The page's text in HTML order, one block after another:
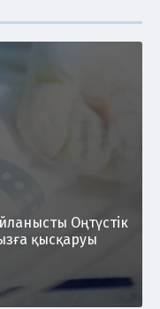
Оңтүстік
қысқаруы